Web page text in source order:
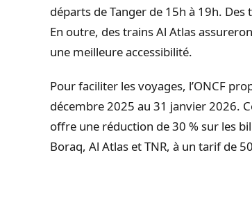
départs de Tanger de 15h à 19h.
En outre, des trains Al Atlas
une meilleure accessibilité.
Pour faciliter les voyages, l’ONCF
décembre 2025 au 31 janvier 2026.
offre une réduction de 30 % sur les
Boraq, Al Atlas et TNR, à un tarif de